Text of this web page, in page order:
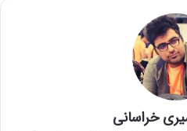
خراسانی